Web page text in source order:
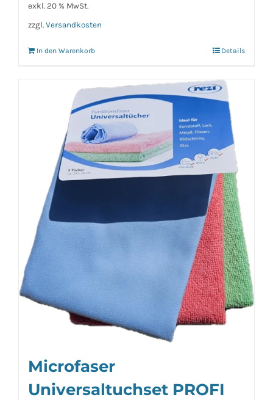
exkl. 20 % MwSt.
zzgl. Versandkosten
In den Warenkorb Details
Microfaser
Universaltuchset PROFI